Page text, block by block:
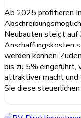
Ab 2025 profitieren
Neubauten steigt auf
Anschaffungskosten
werden können.
bis zu 5% eingeführt,
attraktiver macht
Sie diese
weiterlesen ...